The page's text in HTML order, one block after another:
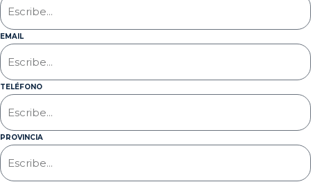
EMAIL
TELÉFONO
PROVINCIA